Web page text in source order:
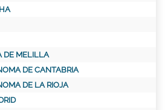
DE MELILLA
DE CANTABRIA
DE LA RIOJA